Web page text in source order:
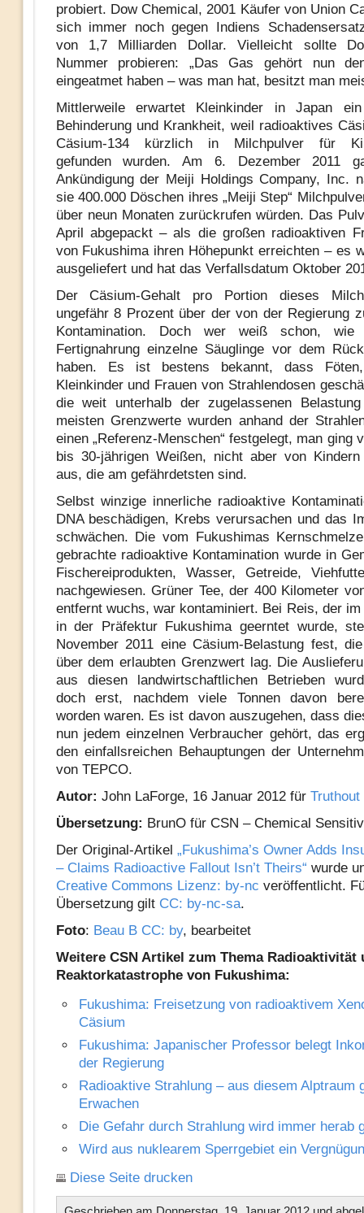
probiert. Dow Chemical, 2001 Käufer von Union
sich immer noch gegen Indiens
von 1,7 Milliarden Dollar. Vielleicht sollte
Nummer probieren: „Das Gas gehört nun
eingeatmet haben – was man hat, besitzt man
Mittlerweile erwartet Kleinkinder in Japan
Behinderung und Krankheit, weil radioaktives
Cäsium-134 kürzlich in Milchpulver für
gefunden wurden. Am 6. Dezember 2011
Ankündigung der Meiji Holdings Company, Inc.
sie 400.000 Döschen ihres „Meiji Step“
über neun Monaten zurückrufen würden. Das
April abgepackt – als die großen radioaktiven
von Fukushima ihren Höhepunkt erreichten – es
ausgeliefert und hat das Verfallsdatum Oktober
Der Cäsium-Gehalt pro Portion dieses
ungefähr 8 Prozent über der von der Regierung
Kontamination. Doch wer weiß schon,
Fertignahrung einzelne Säuglinge vor dem
haben. Es ist bestens bekannt, dass Föten,
Kleinkinder und Frauen von Strahlendosen
die weit unterhalb der zugelassenen
meisten Grenzwerte wurden anhand der
einen „Referenz-Menschen“ festgelegt, man ging
bis 30-jährigen Weißen, nicht aber von
aus, die am gefährdetsten sind.
Selbst winzige innerliche radioaktive
DNA beschädigen, Krebs verursachen und das
schwächen. Die vom Fukushimas
gebrachte radioaktive Kontamination wurde in
Fischereiprodukten, Wasser, Getreide,
nachgewiesen. Grüner Tee, der 400 Kilometer
entfernt wuchs, war kontaminiert. Bei Reis, der im
in der Präfektur Fukushima geerntet wurde,
November 2011 eine Cäsium-Belastung fest,
über dem erlaubten Grenzwert lag. Die
aus diesen landwirtschaftlichen Betrieben
doch erst, nachdem viele Tonnen davon
worden waren. Es ist davon auszugehen, dass
nun jedem einzelnen Verbraucher gehört, das
den einfallsreichen Behauptungen der
von TEPCO.
Autor: John LaForge, 16 Januar 2012 für Truthout
Übersetzung: BrunO für CSN – Chemical
Der Original-Artikel „Fukushima’s Owner Adds
– Claims Radioactive Fallout Isn’t Theirs“ wurde
Creative Commons Lizenz: by-nc veröffentlicht.
Übersetzung gilt CC: by-nc-sa.
Foto: Beau B CC: by, bearbeitet
Weitere CSN Artikel zum Thema Radioaktivität
Reaktorkatastrophe von Fukushima:
Fukushima: Freisetzung von radioaktivem
Cäsium
Fukushima: Japanischer Professor belegt
der Regierung
Radioaktive Strahlung – aus diesem Alptraum
Erwachen
Die Gefahr durch Strahlung wird immer herab
Wird aus nuklearem Sperrgebiet ein
Diese Seite drucken